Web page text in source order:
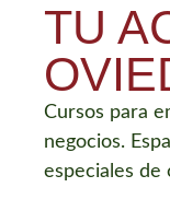
TU
Cursos para
negocios.
especiales de